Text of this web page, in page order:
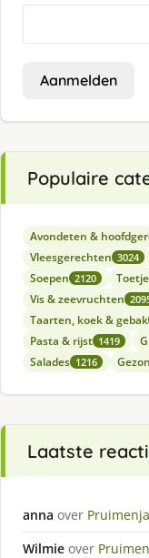
Aanmelden
Populaire
Avondeten &
Vleesgerechten 3024
Soepen 2120
Vis & zeevruchten
Taarten, koek & gebak
Pasta & rijst 1419
Salades 1216
Laatste
anna over
Wilmie over